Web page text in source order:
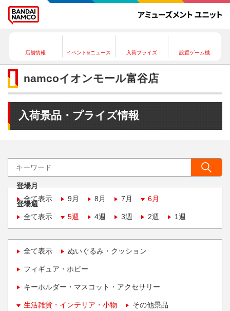
店舗情報 イベント&ニュース 入荷プライズ 設置ゲーム機
namcoイオンモール富谷店
入荷景品・プライズ情報
登場月
全て表示
9月 8月 7月 6月
登場週
全て表示
5週 4週 3週 2週 1週
全て表示 ぬいぐるみ・クッション
フィギュア・ホビー
キーホルダー・マスコット・アクセサリー
生活雑貨・インテリア・小物 その他景品